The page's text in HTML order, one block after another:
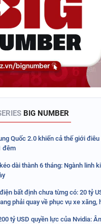
BIG NUMBER
Quốc 2.0 khiến cả thế giới
đêm
dài thành 6 tháng: Ngành linh
bất định chưa từng có: 20 tỷ
phải quay về phục vụ xe xăng,
tỷ USD quyền lực của Nvidia: